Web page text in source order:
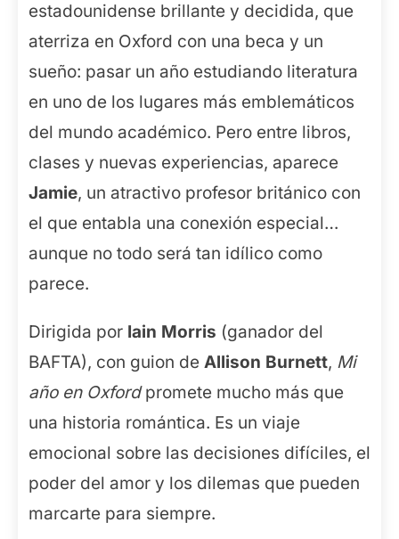
estadounidense brillante y decidida, que
aterriza en Oxford con una beca y un
sueño: pasar un año estudiando literatura
en uno de los lugares más emblemáticos
del mundo académico. Pero entre libros,
clases y nuevas experiencias, aparece
Jamie, un atractivo profesor británico con
el que entabla una conexión especial…
aunque no todo será tan idílico como
parece.
Dirigida por Iain Morris (ganador del
BAFTA), con guion de Allison Burnett, Mi
año en Oxfordpromete mucho más que
una historia romántica. Es un viaje
emocional sobre las decisiones difíciles, el
poder del amor y los dilemas que pueden
marcarte para siempre.